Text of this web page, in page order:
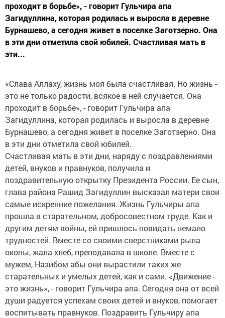
проходит в борьбе», - говорит Гульчира апа
Загидуллина, которая родилась и выросла в деревне
Бурнашево, а сегодня живет в поселке Заготзерно. Она
в эти дни отметила свой юбилей. Счастливая мать в
эти...
«Слава Аллаху, жизнь моя была счастливая. Но жизнь -
это не только радости, всякое в ней случается. Она
проходит в борьбе», - говорит Гульчира апа
Загидуллина, которая родилась и выросла в деревне
Бурнашево, а сегодня живет в поселке Заготзерно. Она
в эти дни отметила свой юбилей.
Счастливая мать в эти дни, наряду с поздравлениями
детей, внуков и правнуков, получила и
поздравительную открытку Президента России. Ее сын,
глава района Рашид Загидуллин высказал матери свои
самые искренние пожелания. Жизнь Гульчиры апа
прошла в старательном, добросовестном труде. Как и
другим детям войны, ей пришлось повидать немало
трудностей. Вместе со своими сверстниками рыла
окопы, жала хлеб, преподавала в школе. Вместе с
мужем, Назибом абы они вырастили таких же
старательных и умелых детей, как и сами. «Движение -
это жизнь», - говорит Гульчира апа. Сегодня она от всей
души радуется успехам своих детей и внуков, помогает
воспитывать правнуков. Поздравить Гульчиру апа